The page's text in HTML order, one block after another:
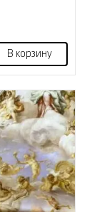
В корзину